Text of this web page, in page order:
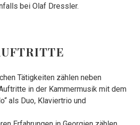
bei Olaf Dressler.
Tätigkeiten zählen neben
in der Kammermusik mit dem
als Duo, Klaviertrio und